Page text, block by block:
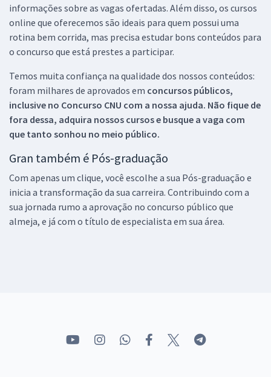
informações sobre as vagas ofertadas. Além disso, os cursos
online que oferecemos são ideais para quem possui uma
rotina bem corrida, mas precisa estudar bons conteúdos para
o concurso que está prestes a participar.
Temos muita confiança na qualidade dos nossos conteúdos:
foram milhares de aprovados em concursos públicos,
inclusive no Concurso CNU com a nossa ajuda. Não fique de
fora dessa, adquira nossos cursos e busque a vaga com
que tanto sonhou no meio público.
Gran também é Pós-graduação
Com apenas um clique, você escolhe a sua Pós-graduação e
inicia a transformação da sua carreira. Contribuindo com a
sua jornada rumo a aprovação no concurso público que
almeja, e já com o título de especialista em sua área.